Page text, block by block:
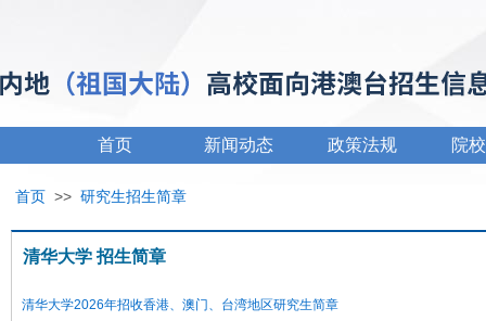
首页 新闻动态 政策法规 院
首页 >> 研究生招生简章
清华大学 招生简章
清华大学2026年招收香港、澳门、台湾地区研究生简章